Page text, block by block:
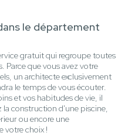
le département
gratuit qui regroupe toutes
Parce que vous avez votre
un architecte exclusivement
le temps de vous écouter.
et vos habitudes de vie, il
construction d'une piscine,
ou encore une
votre choix !